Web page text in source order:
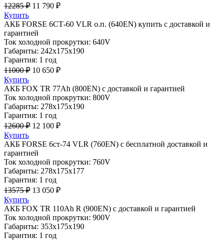
12285 ₽ 11 790 ₽
Купить
АКБ FORSE 6СТ-60 VLR о.п. (640EN) купить с доставкой и
гарантией
Ток холодной прокрутки: 640V
Габариты: 242x175x190
Гарантия: 1 год
11000 ₽ 10 650 ₽
Купить
АКБ FOX TR 77Ah (800EN) с доставкой и гарантией
Ток холодной прокрутки: 800V
Габариты: 278x175x190
Гарантия: 1 год
12600 ₽ 12 100 ₽
Купить
АКБ FORSE 6ст-74 VLR (760EN) с бесплатной доставкой и
гарантией
Ток холодной прокрутки: 760V
Габариты: 278x175x177
Гарантия: 1 год
13575 ₽ 13 050 ₽
Купить
АКБ FOX TR 110Ah R (900EN) с доставкой и гарантией
Ток холодной прокрутки: 900V
Габариты: 353x175x190
Гарантия: 1 год